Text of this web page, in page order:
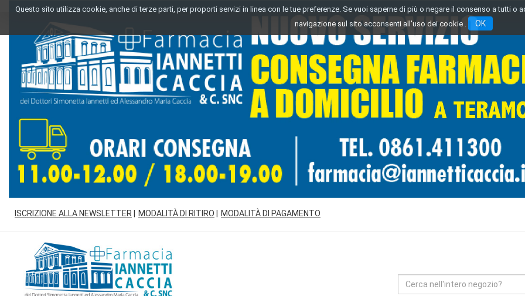
Passa
principale
Questo sito utilizza cookie, anche di terze parti, per proporti servizi in linea con le tue preferenze. Se vuoi saperne di più o negare il consenso a tutti o
navigazione sul sito acconsenti all'uso dei cookie .
OK
ISCRIZIONE ALLA NEWSLETTER MODALITÀ DI RITIRO MODALITÀ DI PAGAMENTO
Farmacia
Iannetti
Cerca